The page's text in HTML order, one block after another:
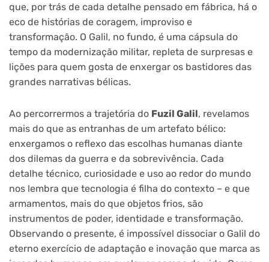
que, por trás de cada detalhe pensado em fábrica, há o
eco de histórias de coragem, improviso e
transformação. O Galil, no fundo, é uma cápsula do
tempo da modernização militar, repleta de surpresas e
lições para quem gosta de enxergar os bastidores das
grandes narrativas bélicas.
Ao percorrermos a trajetória do Fuzil Galil, revelamos
mais do que as entranhas de um artefato bélico:
enxergamos o reflexo das escolhas humanas diante
dos dilemas da guerra e da sobrevivência. Cada
detalhe técnico, curiosidade e uso ao redor do mundo
nos lembra que tecnologia é filha do contexto – e que
armamentos, mais do que objetos frios, são
instrumentos de poder, identidade e transformação.
Observando o presente, é impossível dissociar o Galil do
eterno exercício de adaptação e inovação que marca as